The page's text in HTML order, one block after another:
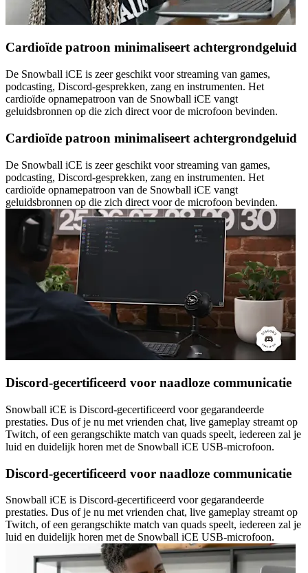
Cardioïde patroon minimaliseert achtergrondgeluid
De Snowball iCE is zeer geschikt voor streaming van games,
podcasting, Discord-gesprekken, zang en instrumenten. Het
cardioïde opnamepatroon van de Snowball iCE vangt
geluidsbronnen op die zich direct voor de microfoon bevinden.
Cardioïde patroon minimaliseert achtergrondgeluid
De Snowball iCE is zeer geschikt voor streaming van games,
podcasting, Discord-gesprekken, zang en instrumenten. Het
cardioïde opnamepatroon van de Snowball iCE vangt
geluidsbronnen op die zich direct voor de microfoon bevinden.
Discord-gecertificeerd voor naadloze communicatie
Snowball iCE is Discord-gecertificeerd voor gegarandeerde
prestaties. Dus of je nu met vrienden chat, live gameplay streamt op
Twitch, of een gerangschikte match van quads speelt, iedereen zal je
luid en duidelijk horen met de Snowball iCE USB-microfoon.
Discord-gecertificeerd voor naadloze communicatie
Snowball iCE is Discord-gecertificeerd voor gegarandeerde
prestaties. Dus of je nu met vrienden chat, live gameplay streamt op
Twitch, of een gerangschikte match van quads speelt, iedereen zal je
luid en duidelijk horen met de Snowball iCE USB-microfoon.